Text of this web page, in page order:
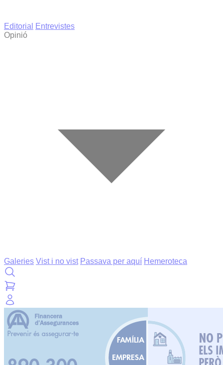
Editorial
Entrevistes
Opinió
Galeries Vist i no vist Passava per aquí Hemeroteca